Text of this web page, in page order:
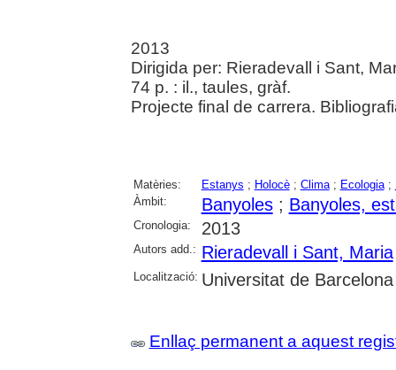
2013
Dirigida per: Rieradevall i Sant,
74 p. : il., taules, gràf.
Projecte final de carrera.
Matèries: Estanys ; Holocè; Clima; Ecologia;
Àmbit:
Banyoles; Banyoles,
Cronologia: 2013
Autors add.: Rieradevall i Sant, Maria
Localització: Universitat de Barcelona
Enllaç permanent a aquest